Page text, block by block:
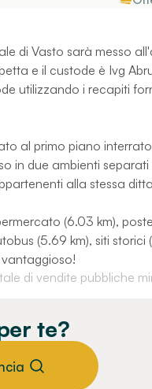
di Vasto sarà messo
e il custode è Ivg
utilizzando i recapiti
al primo piano
in due ambienti
alla stessa
(6.03 km),
(5.69 km), siti storici
di vendite pubbliche
te?